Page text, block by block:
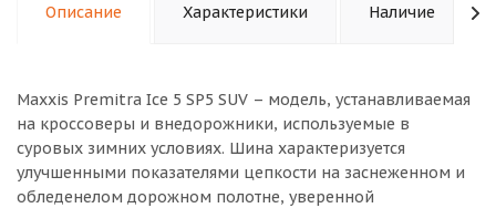
Описание Характеристики Наличие
Maxxis Premitra Ice 5 SP5 SUV – модель, устанавливаемая
на кроссоверы и внедорожники, используемые в
суровых зимних условиях. Шина характеризуется
улучшенными показателями цепкости на заснеженном и
обледенелом дорожном полотне, уверенной